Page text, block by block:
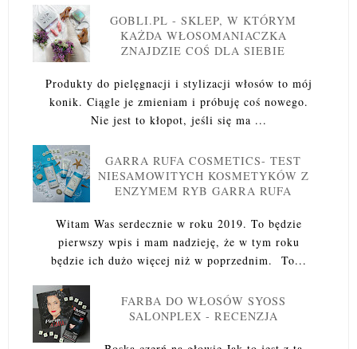
GOBLI.PL - SKLEP, W KTÓRYM
KAŻDA WŁOSOMANIACZKA
ZNAJDZIE COŚ DLA SIEBIE
Produkty do pielęgnacji i stylizacji włosów to mój
konik. Ciągle je zmieniam i próbuję coś nowego.
Nie jest to kłopot, jeśli się ma ...
GARRA RUFA COSMETICS- TEST
NIESAMOWITYCH KOSMETYKÓW Z
ENZYMEM RYB GARRA RUFA
Witam Was serdecznie w roku 2019. To będzie
pierwszy wpis i mam nadzieję, że w tym roku
będzie ich dużo więcej niż w poprzednim. To...
FARBA DO WŁOSÓW SYOSS
SALONPLEX - RECENZJA